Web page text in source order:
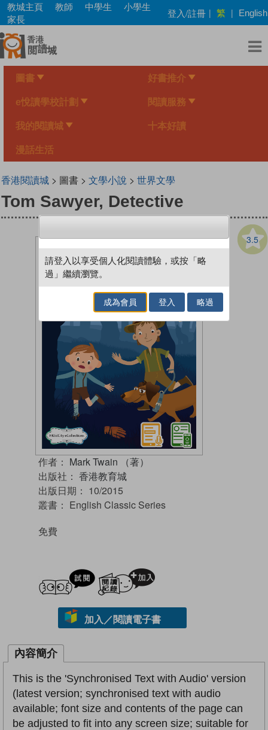
Skip
main
content
教城主頁 教師 中學生
小學生
家長
登入/註冊 | 繁 | English
圖書 好書推介
e悅讀學校計劃 閱讀服務
我的閱讀城 十本好讀
漫話生活
香港閱讀城> 圖書 > 文學小說 > 世界文學
Tom Sawyer, Detective
3.5
作者： Mark Twain （著）
出版社： 香港教育城
出版日期： 10/2015
叢書： English Classic Series
免費
試閲
加入／閱讀電子書
內容簡介
This is the 'Synchronised Text with Audio' version
(latest version; synchronised text with audio
available; font size and contents of the page can
be adjusted to fit into any screen size; suitable for
請登入以享受個人化閱讀體驗，或按「略
過」繼續瀏覽。
成為會員 登入 略過